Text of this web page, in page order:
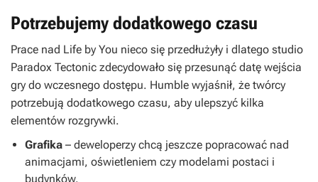
Potrzebujemy dodatkowego czasu
Prace nad Life by You nieco się przedłużyły i dlatego studio
Paradox Tectonic zdecydowało się przesunąć datę wejścia
gry do wczesnego dostępu. Humble wyjaśnił, że twórcy
potrzebują dodatkowego czasu, aby ulepszyć kilka
elementów rozgrywki.
Grafika – deweloperzy chcą jeszcze popracować nad
animacjami, oświetleniem czy modelami postaci i
budynków.